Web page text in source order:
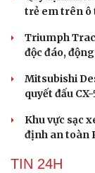
trẻ em trên ô
Triumph
độc đáo,
Mitsubishi
quyết đấu
Khu vực sạc
định an toàn
TIN 24H